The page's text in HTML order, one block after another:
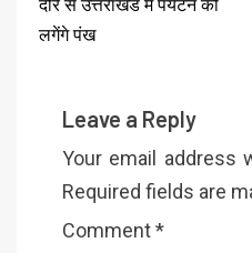
दौरे से उत्तराखंड में पर्यटन को
लगेंगे पंख
Leave a Reply
Your email address
Required fields are
Comment*